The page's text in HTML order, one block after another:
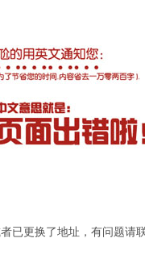
已更换了地址，有问题请